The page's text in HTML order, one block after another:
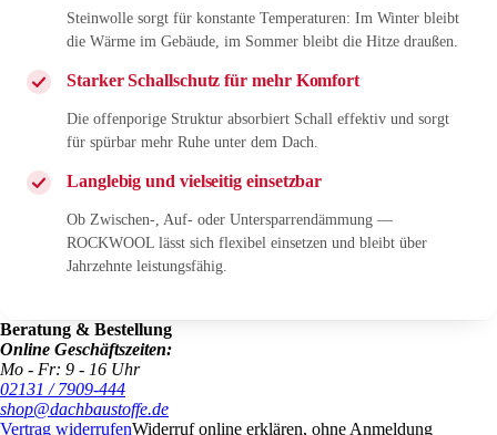
Steinwolle sorgt für konstante Temperaturen: Im Winter bleibt
die Wärme im Gebäude, im Sommer bleibt die Hitze draußen.
Starker Schallschutz für mehr Komfort
Die offenporige Struktur absorbiert Schall effektiv und sorgt
für spürbar mehr Ruhe unter dem Dach.
Langlebig und vielseitig einsetzbar
Ob Zwischen-, Auf- oder Untersparrendämmung —
ROCKWOOL lässt sich flexibel einsetzen und bleibt über
Jahrzehnte leistungsfähig.
Beratung & Bestellung
Online Geschäftszeiten:
Mo - Fr: 9 - 16 Uhr
02131 / 7909-444
shop@dachbaustoffe.de
Vertrag widerrufenWiderruf online erklären, ohne Anmeldung